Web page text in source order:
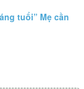
tuổi” Mẹ cần